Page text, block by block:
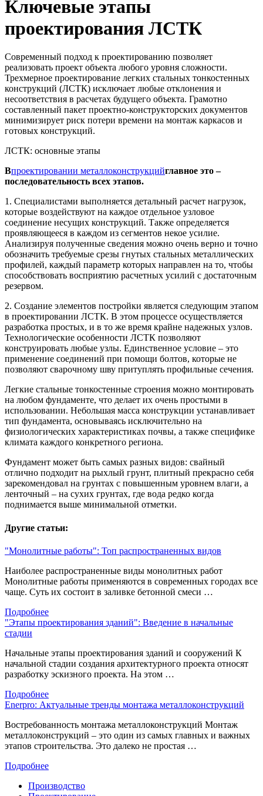
Ключевые этапы
проектирования ЛСТК
Современный подход к проектированию позволяет
реализовать проект объекта любого уровня сложности.
Трехмерное проектирование легких стальных тонкостенных
конструкций (ЛСТК) исключает любые отклонения и
несоответствия в расчетах будущего объекта. Грамотно
составленный пакет проектно-конструкторских документов
минимизирует риск потери времени на монтаж каркасов и
готовых конструкций.
ЛСТК: основные этапы
Впроектировании металлоконструкцийглавное это –
последовательность всех этапов.
1. Специалистами выполняется детальный расчет нагрузок,
которые воздействуют на каждое отдельное узловое
соединение несущих конструкций. Также определяется
проявляющееся в каждом из сегментов некое усилие.
Анализируя полученные сведения можно очень верно и точно
обозначить требуемые срезы гнутых стальных металлических
профилей, каждый параметр которых направлен на то, чтобы
способствовать восприятию расчетных усилий с достаточным
резервом.
2. Создание элементов постройки является следующим этапом
в проектировании ЛСТК. В этом процессе осуществляется
разработка простых, и в то же время крайне надежных узлов.
Технологические особенности ЛСТК позволяют
конструировать любые узлы. Единственное условие – это
применение соединений при помощи болтов, которые не
позволяют сварочному шву притуплять профильные сечения.
Легкие стальные тонкостенные строения можно монтировать
на любом фундаменте, что делает их очень простыми в
использовании. Небольшая масса конструкции устанавливает
тип фундамента, основываясь исключительно на
физиологических характеристиках почвы, а также специфике
климата каждого конкретного региона.
Фундамент может быть самых разных видов: свайный
отлично подходит на рыхлый грунт, плитный прекрасно себя
зарекомендовал на грунтах с повышенным уровнем влаги, а
ленточный – на сухих грунтах, где вода редко когда
поднимается выше минимальной отметки.
Другие статьи:
"Монолитные работы": Топ распространенных видов
Наиболее распространенные виды монолитных работ
Монолитные работы применяются в современных городах все
чаще. Суть их состоит в заливке бетонной смеси …
Подробнее
"Этапы проектирования зданий": Введение в начальные
стадии
Начальные этапы проектирования зданий и сооружений К
начальной стадии создания архитектурного проекта относят
разработку эскизного проекта. На этом …
Подробнее
Enerpro: Актуальные тренды монтажа металлоконструкций
Востребованность монтажа металлоконструкций Монтаж
металлоконструкций – это один из самых главных и важных
этапов строительства. Это далеко не простая …
Подробнее
Производство